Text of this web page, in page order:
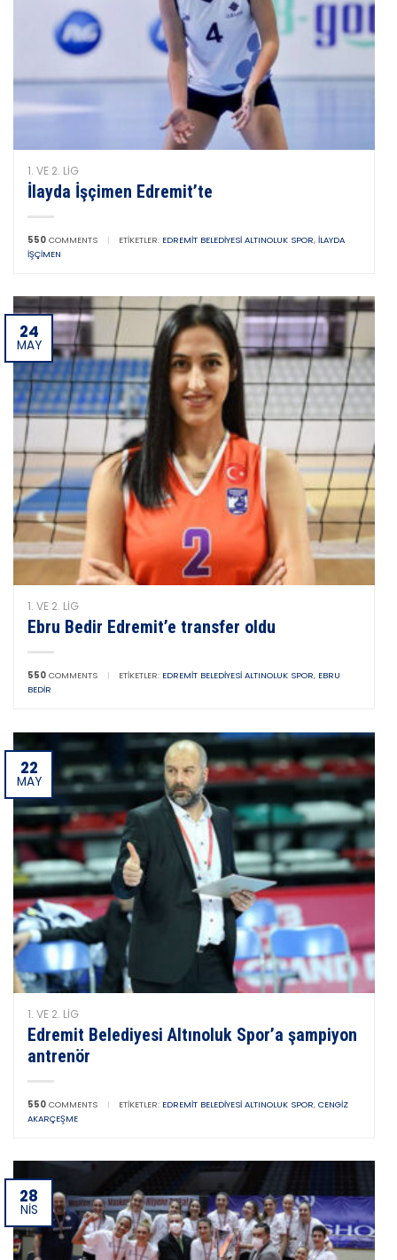
1. VE 2. LIG
İlayda İşçimen Edremit’te
550 COMMENTS | ETIKETLER: EDREMIT BELEDIYESI ALTINOLUK SPOR, İLAYDA
İŞÇIMEN
24
MAY
1. VE 2. LIG
Ebru Bedir Edremit’e transfer oldu
550 COMMENTS | ETIKETLER: EDREMIT BELEDIYESI ALTINOLUK SPOR, EBRU
BEDIR
22
MAY
1. VE 2. LIG
Edremit Belediyesi Altınoluk Spor’a şampiyon
antrenör
550 COMMENTS | ETIKETLER: EDREMIT BELEDIYESI ALTINOLUK SPOR, CENGIZ
AKARÇEŞME
28
NIS